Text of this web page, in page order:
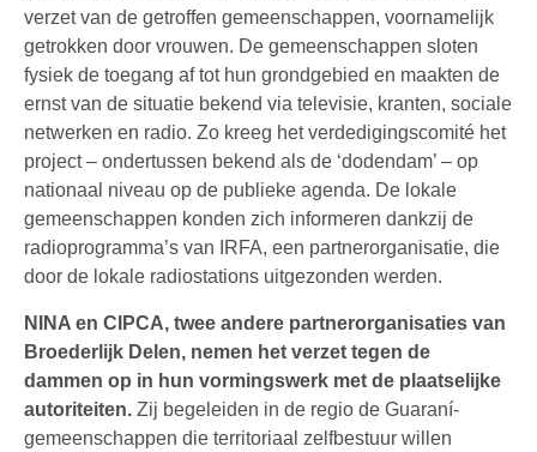
verzet van de getroffen gemeenschappen, voornamelijk
getrokken door vrouwen. De gemeenschappen sloten
fysiek de toegang af tot hun grondgebied en maakten de
ernst van de situatie bekend via televisie, kranten, sociale
netwerken en radio. Zo kreeg het verdedigingscomité het
project – ondertussen bekend als de ‘dodendam’ – op
nationaal niveau op de publieke agenda. De lokale
gemeenschappen konden zich informeren dankzij de
radioprogramma’s van IRFA, een partnerorganisatie, die
door de lokale radiostations uitgezonden werden.
NINA en CIPCA, twee andere partnerorganisaties van
Broederlijk Delen, nemen het verzet tegen de
dammen op in hun vormingswerk met de plaatselijke
autoriteiten. Zij begeleiden in de regio de Guaraní-
gemeenschappen die territoriaal zelfbestuur willen